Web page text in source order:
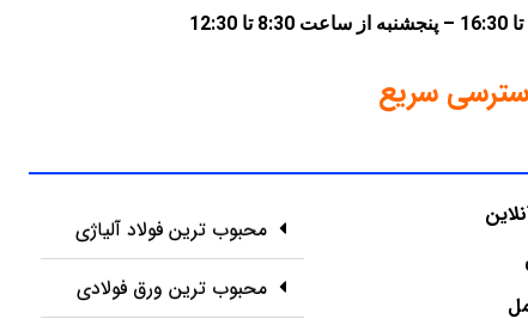
سریع
محبوب ترین فولاد آلیاژی
محبوب ترین ورق فولادی